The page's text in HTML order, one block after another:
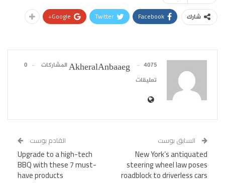
شارك Facebook
Twitter
Google+
AkheralAnbaaeg 4075 المشاركات
0
تعليقات
السابق بوست
New York’s antiquated
steering wheel law poses
roadblock to driverless cars
القادم بوست
Upgrade to a high-tech
BBQ with these 7 must-
have products